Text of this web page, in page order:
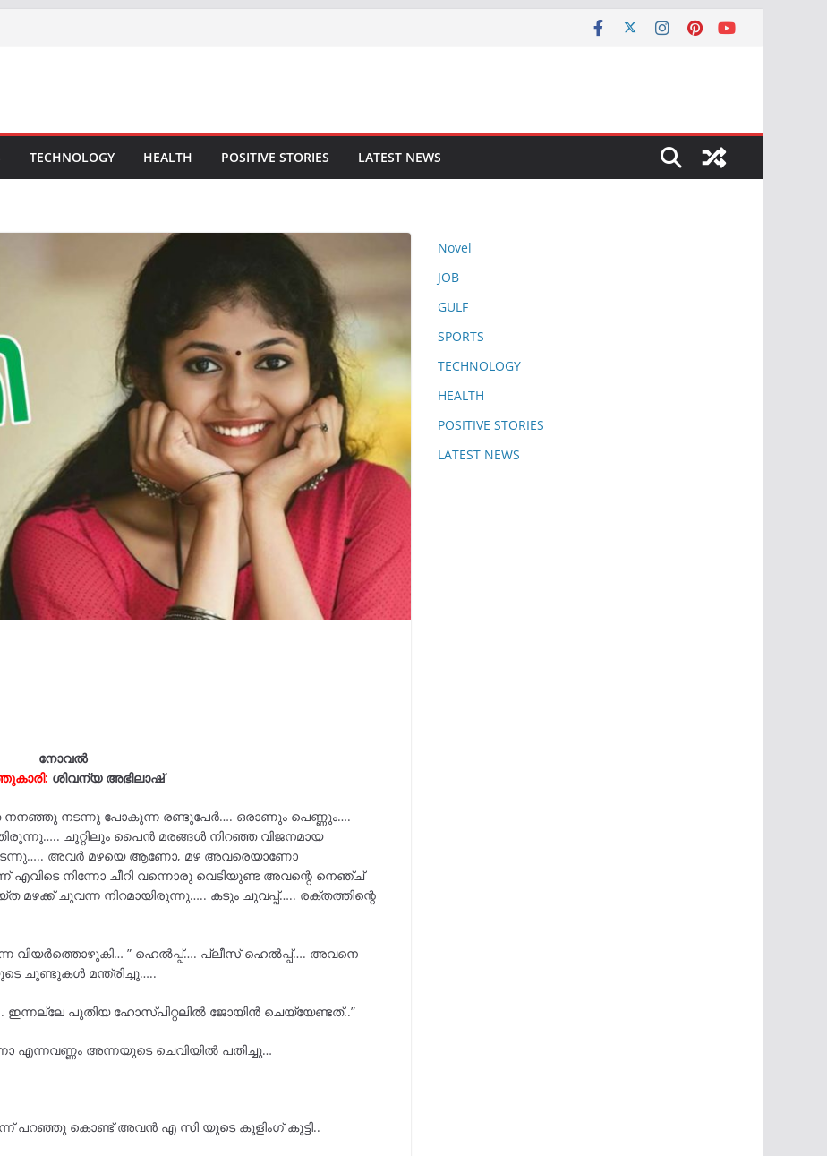
TECHNOLOGY HEALTH POSITIVE STORIES LATEST NEWS
നോവൽ
ശിവന്യ അഭിലാഷ്
നടന്നു പോകുന്ന രണ്ടുപേർ…. ഒരാണും പെണ്ണും….
ചുറ്റിലും പൈൻ മരങ്ങൾ നിറഞ്ഞ വിജനമായ
നടന്നു….. അവർ മഴയെ ആണോ, മഴ അവരെയാണോ
എവിടെ നിന്നോ ചീറി വന്നൊരു വെടിയുണ്ട അവന്റെ നെഞ്ച്
മഴക്ക് ചുവന്ന നിറമായിരുന്നു….. കടും ചുവപ്പ്….. രക്തത്തിന്റെ
വിയർത്തൊഴുകി… ” ഹെൽപ്പ്…. പ്ലീസ് ഹെൽപ്പ്…. അവനെ
ചുണ്ടുകൾ മന്ത്രിച്ചു…..
പുതിയ ഹോസ്പിറ്റലിൽ ജോയിൻ ചെയ്യേണ്ടത്..”
എന്നവണ്ണം അന്നയുടെ ചെവിയിൽ പതിച്ചു…
പറഞ്ഞു കൊണ്ട് അവൻ എ സി യുടെ കൂളിംഗ് കൂട്ടി..
Novel
JOB
GULF
SPORTS
TECHNOLOGY
HEALTH
POSITIVE STORIES
LATEST NEWS